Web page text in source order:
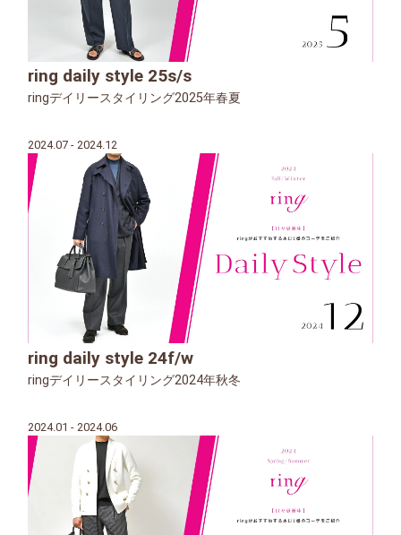
ring daily style 25s/s
ringデイリースタイリング2025年春夏
2024.07 - 2024.12
ring daily style 24f/w
ringデイリースタイリング2024年秋冬
2024.01 - 2024.06